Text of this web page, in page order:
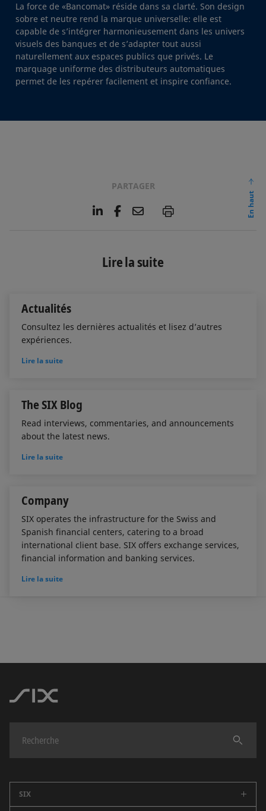
La force de «Bancomat» réside dans sa clarté. Son design
sobre et neutre rend la marque universelle: elle est
capable de s’intégrer harmonieusement dans les univers
visuels des banques et de s’adapter tout aussi
naturellement aux espaces publics que privés. Le
marquage uniforme des distributeurs automatiques
permet de les repérer facilement et inspire confiance.
PARTAGER
L
e
d
F
b
o
E
l
P
En haut
Lire la suite
Actualités
Consultez les dernières actualités et lisez d’autres
expériences.
Lire la suite
The SIX Blog
Read interviews, commentaries, and announcements
about the latest news.
Lire la suite
Company
SIX operates the infrastructure for the Swiss and
Spanish financial centers, catering to a broad
international client base. SIX offers exchange services,
financial information and banking services.
Lire la suite
Trouver
SIX